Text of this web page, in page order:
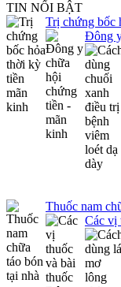
TIN NỔI BẬT
Trị chứng bốc
Đông
Thuốc nam
Các vị